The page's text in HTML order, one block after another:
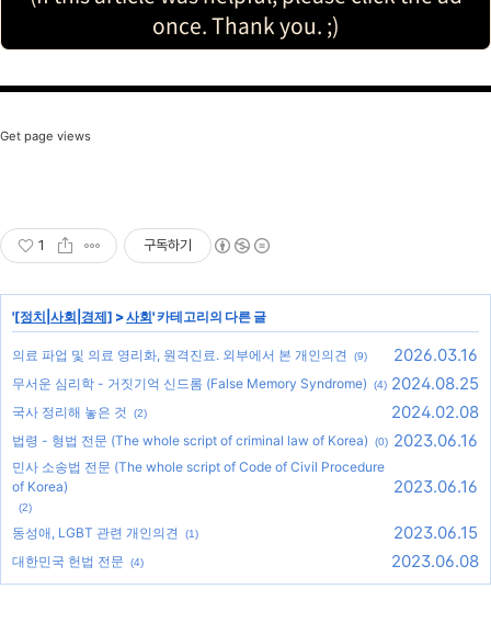
once. Thank you. ;)
Get page views
1 구독하기
'[정치|사회|경제] >사회' 카테고리의 다른 글
의료 파업 및 의료 영리화, 원격진료. 외부에서 본 개인의견 (9) 2026.03.16
무서운 심리학 - 거짓기억 신드롬 (False Memory Syndrome) (4) 2024.08.25
국사 정리해 놓은 것 (2) 2024.02.08
법령 - 형법 전문 (The whole script of criminal law of Korea) (0) 2023.06.16
민사 소송법 전문 (The whole script of Code of Civil Procedure
of Korea)
(2)
2023.06.16
동성애, LGBT 관련 개인의견 (1) 2023.06.15
대한민국 헌법 전문 (4) 2023.06.08